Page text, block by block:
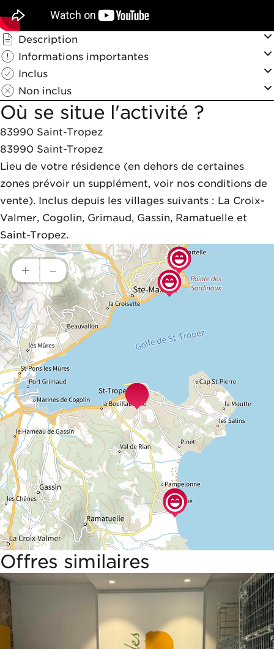
Description
Informations importantes
Inclus
Non inclus
Où se situe l'activité ?
83990 Saint-Tropez
83990 Saint-Tropez
Lieu de votre résidence (en dehors de certaines
zones prévoir un supplément, voir nos conditions de
vente). Inclus depuis les villages suivants : La Croix-
Valmer, Cogolin, Grimaud, Gassin, Ramatuelle et
Saint-Tropez.
+ –
Offres similaires